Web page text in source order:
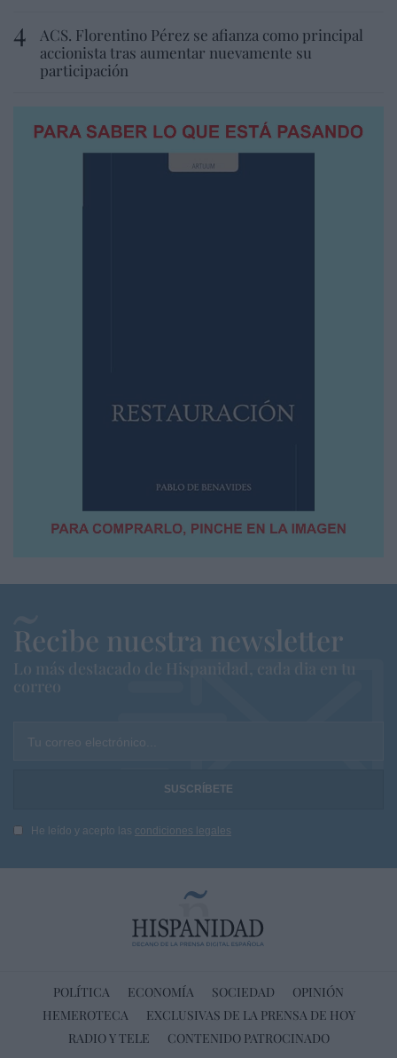
ACS. Florentino Pérez se afianza como principal
accionista tras aumentar nuevamente su
participación
Recibe nuestra newsletter
Lo más destacado de Hispanidad, cada dia en tu
correo
Tu correo electrónico...
He leído y acepto las condiciones legales
POLÍTICA ECONOMÍA SOCIEDAD
OPINIÓN
HEMEROTECA
EXCLUSIVAS DE LA PRENSA DE HOY
RADIO Y TELE
CONTENIDO PATROCINADO